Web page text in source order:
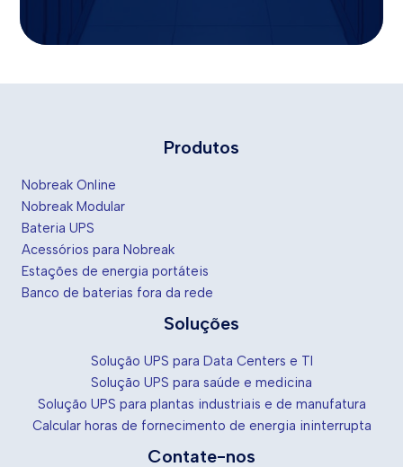
Produtos
Nobreak Online
Nobreak Modular
Bateria UPS
Acessórios para Nobreak
Estações de energia portáteis
Banco de baterias fora da rede
Soluções
Solução UPS para Data Centers e TI
Solução UPS para saúde e medicina
Solução UPS para plantas industriais e de manufatura
Calcular horas de fornecimento de energia ininterrupta
Contate-nos